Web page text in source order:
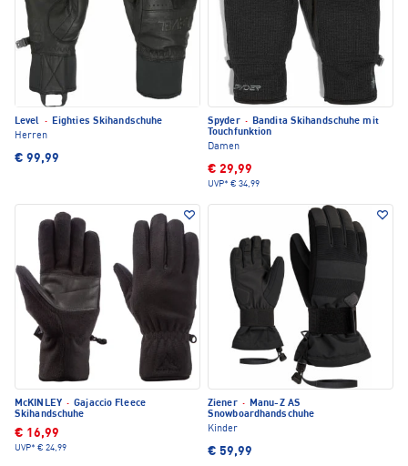
Level · Eighties Skihandschuhe
Herren
€ 99,99
Spyder · Bandita Skihandschuhe mit
Touchfunktion
Damen
€ 29,99
UVP* € 34,99
McKINLEY · Gajaccio Fleece
Skihandschuhe
€ 16,99
UVP* € 24,99
Ziener · Manu-Z AS
Snowboardhandschuhe
Kinder
€ 59,99